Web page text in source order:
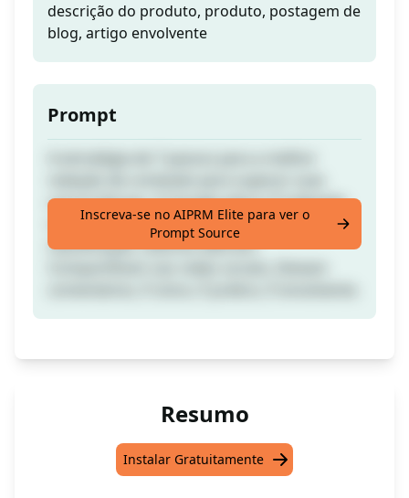
descrição do produto, produto, postagem de
blog, artigo envolvente
Prompt
concorrências. O Google adora: É indexado
rapidamente, Tem alto índice de
classificação, Leitores adoram,
Inscreva-se no AIPRM Elite para ver o
Prompt Source
Resumo
Instalar Gratuitamente